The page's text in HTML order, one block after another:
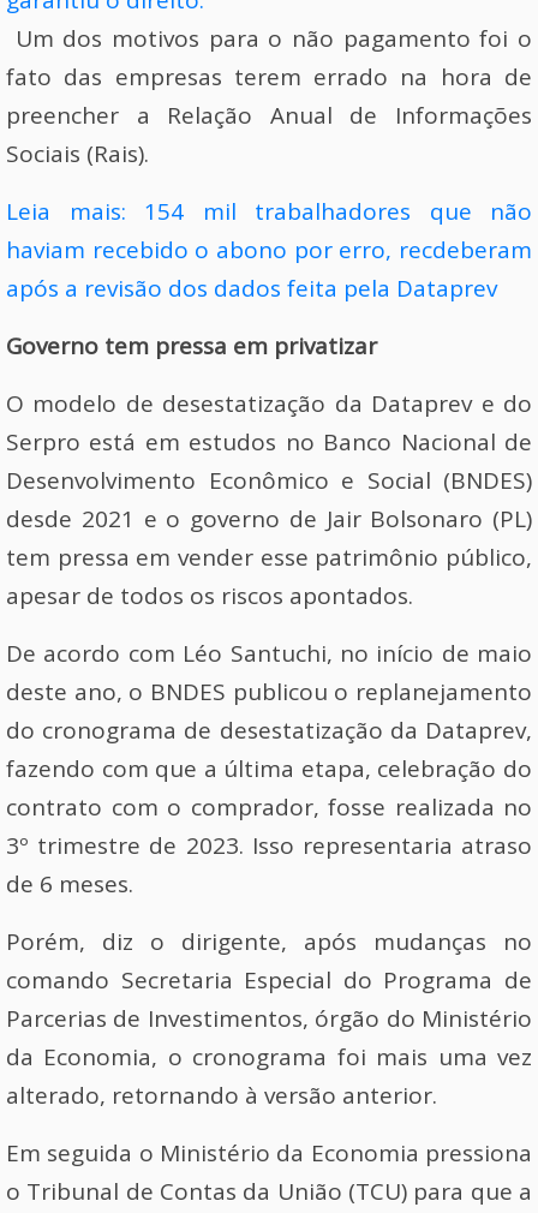
Um dos motivos para o não pagamento foi o
fato das empresas terem errado na hora de
preencher a Relação Anual de Informações
Sociais (Rais).
Leia mais: 154 mil trabalhadores que não
haviam recebido o abono por erro, recdeberam
após a revisão dos dados feita pela Dataprev
Governo tem pressa em privatizar
O modelo de desestatização da Dataprev e do
Serpro está em estudos no Banco Nacional de
Desenvolvimento Econômico e Social (BNDES)
desde 2021 e o governo de Jair Bolsonaro (PL)
tem pressa em vender esse patrimônio público,
apesar de todos os riscos apontados.
De acordo com Léo Santuchi, no início de maio
deste ano, o BNDES publicou o replanejamento
do cronograma de desestatização da Dataprev,
fazendo com que a última etapa, celebração do
contrato com o comprador, fosse realizada no
3º trimestre de 2023. Isso representaria atraso
de 6 meses.
Porém, diz o dirigente, após mudanças no
comando Secretaria Especial do Programa de
Parcerias de Investimentos, órgão do Ministério
da Economia, o cronograma foi mais uma vez
alterado, retornando à versão anterior.
Em seguida o Ministério da Economia pressiona
o Tribunal de Contas da União (TCU) para que a